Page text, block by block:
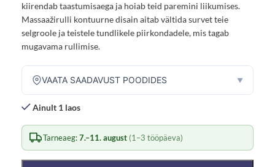
kiirendab taastumisaega ja hoiab teid paremini liikumises.
Massaažirulli kontuurne disain aitab vältida survet teie
selgroole ja teistele tundlikele piirkondadele, mis tagab
mugavama rullimise.
VAATA SAADAVUST POODIDES ▼
Ainult 1 laos
Tarneaeg:7.–11. august (1–3 tööpäeva)